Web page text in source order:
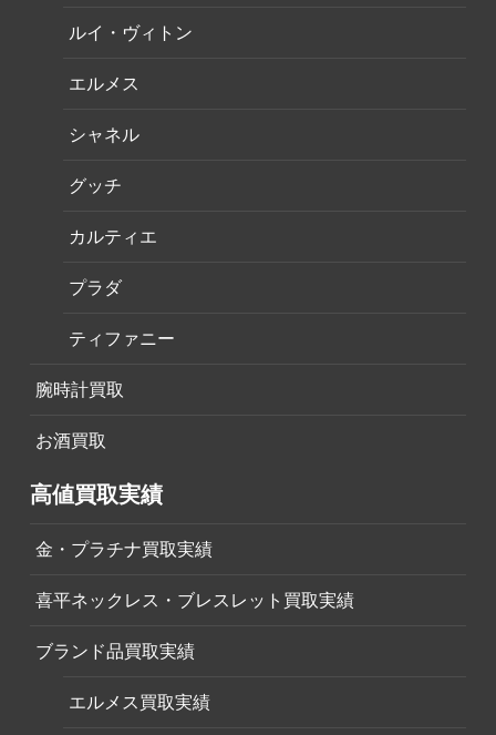
ルイ・ヴィトン
エルメス
シャネル
グッチ
カルティエ
プラダ
ティファニー
腕時計買取
お酒買取
高値買取実績
金・プラチナ買取実績
喜平ネックレス・ブレスレット買取実績
ブランド品買取実績
エルメス買取実績